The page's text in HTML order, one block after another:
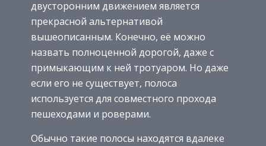
двусторонним движением является
прекрасной альтернативой
вышеописанным. Конечно, её можно
назвать полноценной дорогой, даже с
примыкающим к ней тротуаром. Но даже
если его не существует, полоса
используется для совместного прохода
пешеходами и роверами.
Обычно такие полосы находятся вдалеке